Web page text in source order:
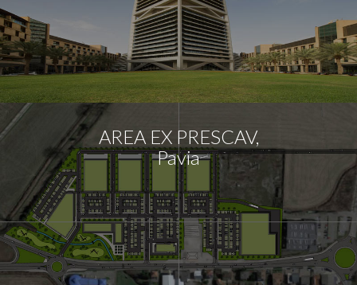
AREA EX PRESCAV,
Pavia